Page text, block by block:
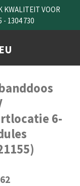
KWALITEIT VOOR
- 1304 730
6-